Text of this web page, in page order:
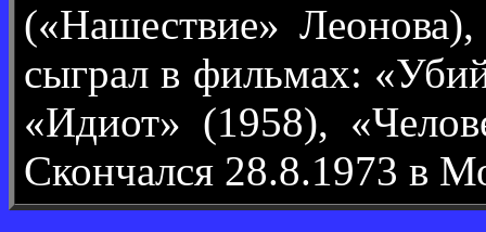
(«Нашествие»
сыграл в фильмах:
«Идиот» (1958),
Скончался 28.8.1973 в